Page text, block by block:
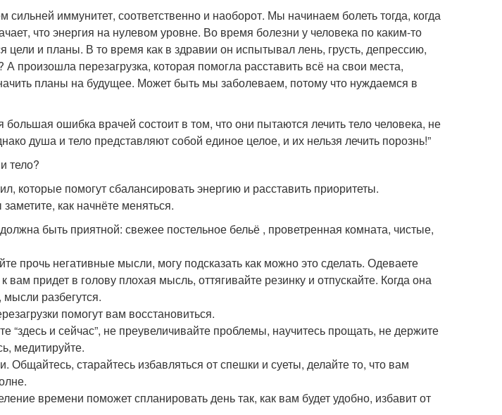
иммунитет, соответственно и наоборот. Мы начинаем болеть тогда, когда
что энергия на нулевом уровне. Во время болезни у человека по каким-то
цели и планы. В то время как в здравии он испытывал лень, грусть, депрессию,
произошла перезагрузка, которая помогла расставить всё на свои места,
планы на будущее. Может быть мы заболеваем, потому что нуждаемся в
большая ошибка врачей состоит в том, что они пытаются лечить тело человека, не
душа и тело представляют собой единое целое, и их нельзя лечить порознь!”
тело?
которые помогут сбалансировать энергию и расставить приоритеты.
как начнёте меняться.
быть приятной: свежее постельное бельё , проветренная комната, чистые,
прочь негативные мысли, могу подсказать как можно это сделать. Одеваете
к вам придет в голову плохая мысль, оттягивайте резинку и отпускайте. Когда она
разбегутся.
помогут вам восстановиться.
и сейчас”, не преувеличивайте проблемы, научитесь прощать, не держите
медитируйте.
старайтесь избавляться от спешки и суеты, делайте то, что вам
времени поможет спланировать день так, как вам будет удобно, избавит от